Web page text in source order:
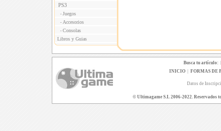
PS3
- Juegos
- Accesorios
- Consolas
Libros y Guias
Busca tu artículo:
INICIO| FORMAS DE
Datos de
© Ultimagame S.L 2006-2022. Reservados